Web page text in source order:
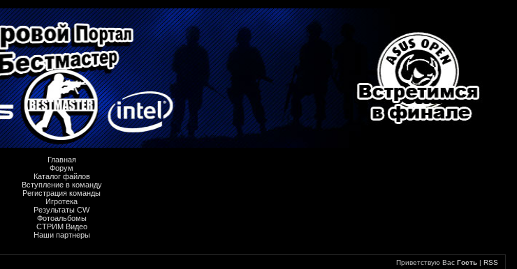
Главная
Форум
Каталог файлов
Вступление в команду
Регистрация команды
Игротека
Результаты CW
Фотоальбомы
СТРИМ Видео
Наши партнеры
Приветствую Вас Гость | RSS